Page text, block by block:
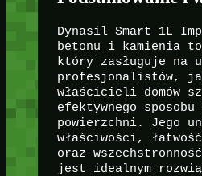
Dynasil Smart 1L
betonu i kamienia
który zasługuje na
profesjonalistów,
właścicieli domów
efektywnego sposobu
powierzchni. Jego
właściwości,
oraz
jest idealnym